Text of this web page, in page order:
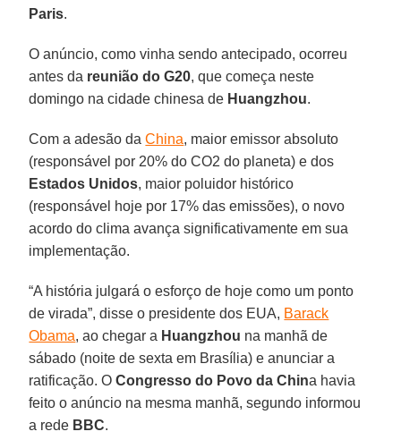
Paris.
O anúncio, como vinha sendo antecipado, ocorreu
antes da reunião do G20, que começa neste
domingo na cidade chinesa de Huangzhou.
Com a adesão daChina, maior emissor absoluto
(responsável por 20% do CO2 do planeta) e dos
Estados Unidos, maior poluidor histórico
(responsável hoje por 17% das emissões), o novo
acordo do clima avança significativamente em sua
implementação.
“A história julgará o esforço de hoje como um ponto
de virada”, disse o presidente dos EUA, Barack
Obama, ao chegar a Huangzhou na manhã de
sábado (noite de sexta em Brasília) e anunciar a
ratificação. OCongresso do Povo da China havia
feito o anúncio na mesma manhã, segundo informou
a rede BBC.